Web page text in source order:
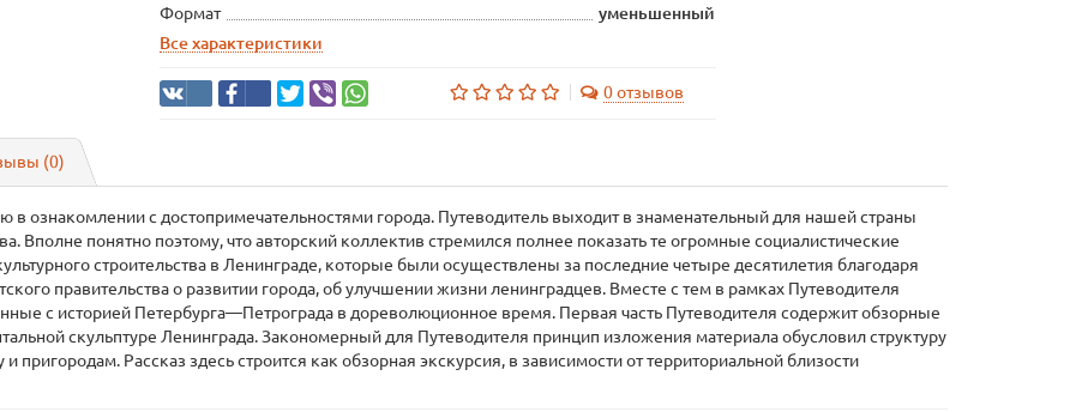
Формат
уменьшенный
Все характеристики
0 отзывов
(0)
в ознакомлении с достопримечательностями города. Путеводитель выходит в знаменательный для нашей страны
Вполне понятно поэтому, что авторский коллектив стремился полнее показать те огромные социалистические
строительства в Ленинграде, которые были осуществлены за последние четыре десятилетия благодаря
правительства о развитии города, об улучшении жизни ленинградцев. Вместе с тем в рамках Путеводителя
с историей Петербурга—Петрограда в дореволюционное время. Первая часть Путеводителя содержит обзорные
скульптуре Ленинграда. Закономерный для Путеводителя принцип изложения материала обусловил структуру
пригородам. Рассказ здесь строится как обзорная экскурсия, в зависимости от территориальной близости